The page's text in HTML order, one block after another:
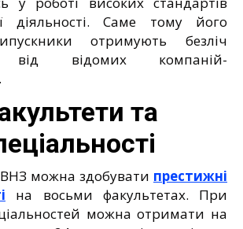
діяльності. Саме тому його
отримують безліч
від відомих компаній-
та
можна здобувати престижні
на восьми факультетах. При
можна отримати на